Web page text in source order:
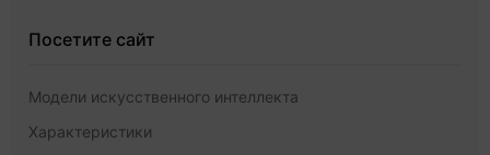
Посетите сайт
Модели искусственного интеллекта
Характеристики